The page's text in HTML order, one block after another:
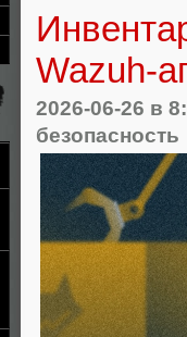
Wazuh-
2026-06-26 в
безопасность